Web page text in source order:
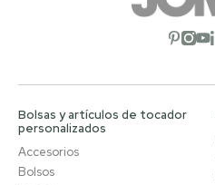
Abrir
Bolsas y artículos de tocador
personalizados
Accesorios
Bolsos